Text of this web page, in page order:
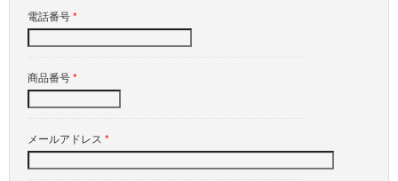
電話番号*
商品番号*
メールアドレス *